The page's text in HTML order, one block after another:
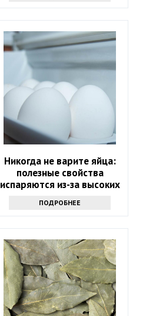
Никогда не варите яйца:
полезные свойства
испаряются из-за высоких
ПОДРОБНЕЕ